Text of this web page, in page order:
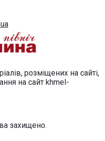
розміщених на сайті,
на сайт khmel-
захищено.